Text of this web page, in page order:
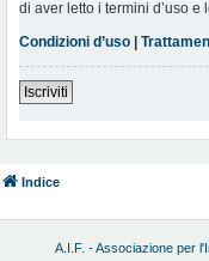
di aver letto i termini d’uso e
Condizioni d’uso |
Iscriviti
Indice
A.I.F. - Associazione per